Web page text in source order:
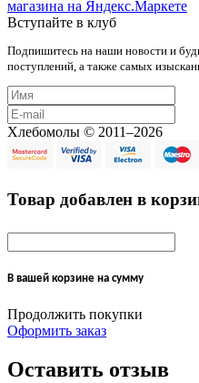
Вступайте в клуб
Подпишитесь на наши новости и
поступлений, а также самых
Хлебомолы © 2011–2026
Товар добавлен в
В вашей корзине на сумму
Продолжить покупки
Оформить заказ
Оставить отзыв